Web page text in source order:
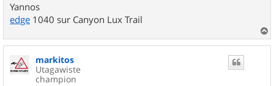
Yannos
edge 1040 sur Canyon Lux Trail
a
markitos
Utagawiste
champion